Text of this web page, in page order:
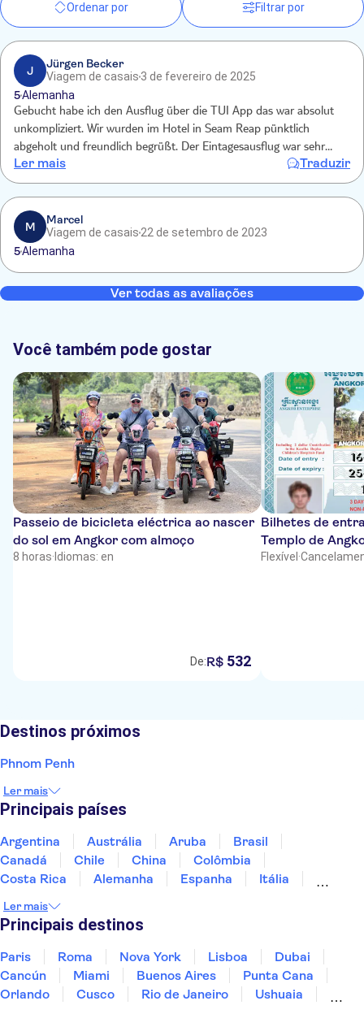
Ordenar por Filtrar por
J
Jürgen Becker
Viagem de casais 3 de fevereiro de 2025
5Alemanha
Gebucht habe ich den Ausflug über die TUI App das war absolut
unkompliziert. Wir wurden im Hotel in Seam Reap pünktlich
abgeholt und freundlich begrüßt. Der Eintagesausflug war sehr
beeindruckend und wunderschön, leider hat die Angabe, dass
Mittagessen inklusive war nicht gestimmt und wir sind auch nach
Rücksprache auf den Kosten sitzen geblieben. Bitte unbedingt bei
diesem, wirklich schönen Ausflug daran denken, genügend Geld
mitzunehmen um das Mittagessen bezahlen zu können!
Ler mais Traduzir
M
Marcel
Viagem de casais 22 de setembro de 2023
5Alemanha
Ver todas as avaliações
Você também pode gostar
Passeio de bicicleta eléctrica ao nascer
do sol em Angkor com almoço
8 horas· Idiomas: en
De:R$ 532
Bilhetes de
Templo de
Flexível ·
Destinos próximos
Phnom Penh
Ler mais
Principais países
Argentina Austrália Aruba
Brasil
Canadá
Chile China
Colômbia
Costa Rica
Alemanha Espanha
Itália
Panamá
Peru
Ler mais
Principais destinos
Paris Roma Nova York Lisboa
Dubai
Cancún
Miami Buenos Aires
Punta Cana
Orlando
Cusco Rio de Janeiro
Ushuaia